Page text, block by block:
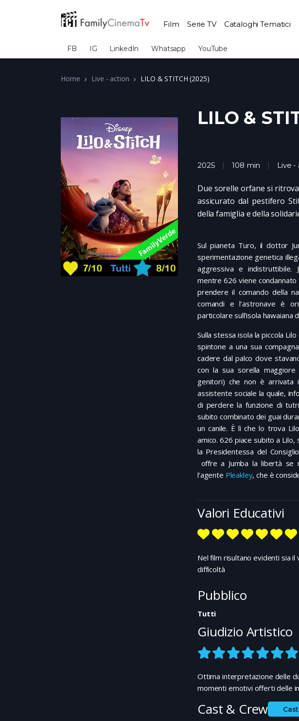
Film Serie TV Cataloghi Tematici
FB IG LinkedIn Whatsapp YouTube
Home Live - action LILO & STITCH (2025)
LILO &
2025 108 min Live -
Due sorelle orfane si
assicurato dal pestifero
della famiglia e della
Sul pianeta Turo, il dottor
sperimentazione genetica
aggressiva e indistruttibile.
mentre 626 viene condannato
prendere il comando della
comandi e l’astronave è
particolare sull’isola hawaiana
Sulla stessa isola la piccola
spintone a una sua
cadere dal palco dove
con la sua sorella
genitori) che non è arrivata
assistente sociale la quale,
di perdere la funzione di
subito combinato dei guai
un canile. È lì che lo trova
amico. 626 piace subito a
la Presidentessa del
offre a Jumba la libertà se
l’agente Pleakley, che è
Valori Educativi
Nel film risultano evidenti sia
difficoltà
Pubblico
Tutti
Giudizio Artistico
Ottima interpretazione delle
momenti emotivi offerti delle
Cast & Crew Cast